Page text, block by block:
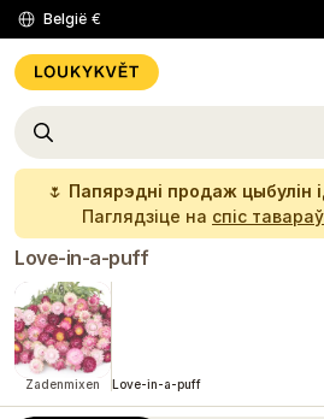
België €
🌷 Папярэдні продаж цыбулін
Паглядзіце на спіс
Love-in-a-puff
Zadenmixen Love-in-a-puff